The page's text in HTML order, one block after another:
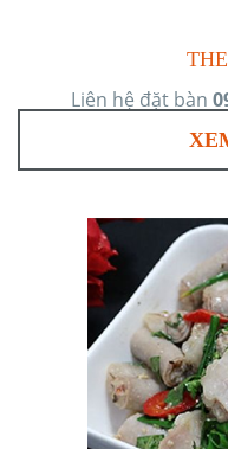
Liên hệ đặt bàn